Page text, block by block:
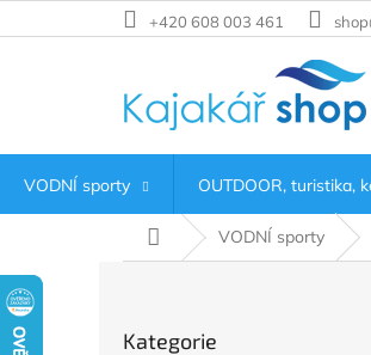
na
+420 608 003 461
VODNÍ sporty OUTDOOR, turistika,
Domů VODNÍ sporty
kategorie
Kategorie